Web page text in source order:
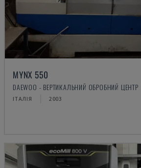
MYNX 550
DAEWOO - ВЕРТИКАЛЬНИЙ ОБРОБНИЙ ЦЕНТР
ІТАЛІЯ 2003